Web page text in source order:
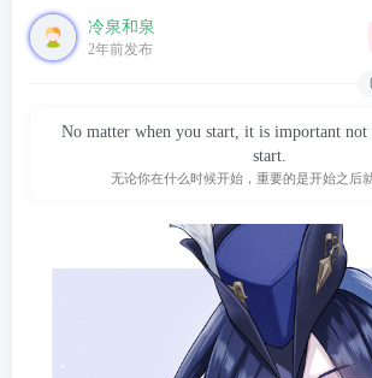
冷泉和泉
2年前发布
No matter when you start, it is important not
start.
无论你在什么时候开始，重要的是开始之后